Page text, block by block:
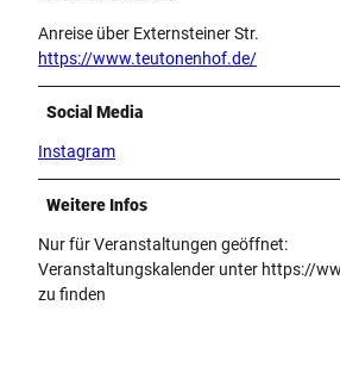
Anreise über Externsteiner Str.
https://www.teutonenhof.de/
Social Media
Instagram
Weitere Infos
Nur für Veranstaltungen geöffnet:
Veranstaltungskalender unter https://
zu finden